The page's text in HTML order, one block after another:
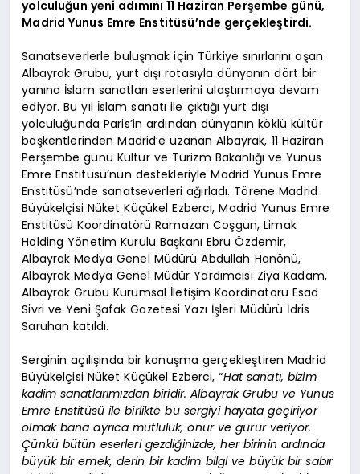
yolculuğun yeni adımını 11 Haziran Perşembe günü,
Madrid Yunus Emre Enstitüsü’nde gerçekleştirdi.
Sanatseverlerle buluşmak için Türkiye sınırlarını aşan
Albayrak Grubu, yurt dışı rotasıyla dünyanın dört bir
yanına İslam sanatları eserlerini ulaştırmaya devam
ediyor. Bu yıl İslam sanatı ile çıktığı yurt dışı
yolculuğunda Paris’in ardından dünyanın köklü kültür
başkentlerinden Madrid’e uzanan Albayrak, 11 Haziran
Perşembe günü Kültür ve Turizm Bakanlığı ve Yunus
Emre Enstitüsü’nün destekleriyle Madrid Yunus Emre
Enstitüsü’nde sanatseverleri ağırladı. Törene Madrid
Büyükelçisi Nüket Küçükel Ezberci, Madrid Yunus Emre
Enstitüsü Koordinatörü Ramazan Coşgun, Limak
Holding Yönetim Kurulu Başkanı Ebru Özdemir,
Albayrak Medya Genel Müdürü Abdullah Hanönü,
Albayrak Medya Genel Müdür Yardımcısı Ziya Kadam,
Albayrak Grubu Kurumsal İletişim Koordinatörü Esad
Sivri ve Yeni Şafak Gazetesi Yazı İşleri Müdürü İdris
Saruhan katıldı.
Serginin açılışında bir konuşma gerçekleştiren Madrid
Büyükelçisi Nüket Küçükel Ezberci, “Hat sanatı, bizim
kadim sanatlarımızdan biridir. Albayrak Grubu ve Yunus
Emre Enstitüsü ile birlikte bu sergiyi hayata geçiriyor
olmak bana ayrıca mutluluk, onur ve gurur veriyor.
Çünkü bütün eserleri gezdiğinizde, her birinin ardında
büyük bir emek, derin bir kadim bilgi ve büyük bir sabır